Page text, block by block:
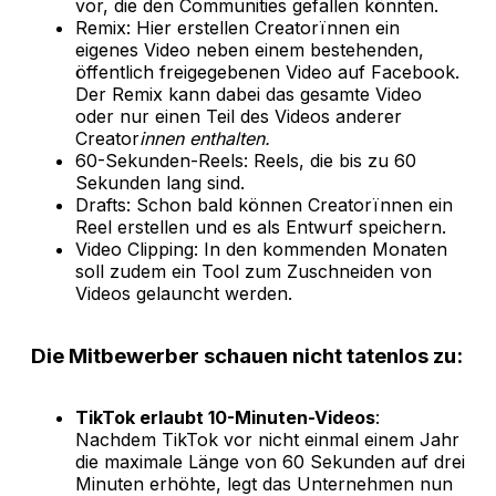
vor, die den Communities gefallen könnten.
Remix: Hier erstellen Creatorïnnen ein
eigenes Video neben einem bestehenden,
öffentlich freigegebenen Video auf Facebook.
Der Remix kann dabei das gesamte Video
oder nur einen Teil des Videos anderer
Creatorinnen enthalten.
60-Sekunden-Reels: Reels, die bis zu 60
Sekunden lang sind.
Drafts: Schon bald können Creatorïnnen ein
Reel erstellen und es als Entwurf speichern.
Video Clipping: In den kommenden Monaten
soll zudem ein Tool zum Zuschneiden von
Videos gelauncht werden.
Die Mitbewerber schauen nicht tatenlos zu:
TikTok erlaubt 10-Minuten-Videos:
Nachdem TikTok vor nicht einmal einem Jahr
die maximale Länge von 60 Sekunden auf drei
Minuten erhöhte, legt das Unternehmen nun